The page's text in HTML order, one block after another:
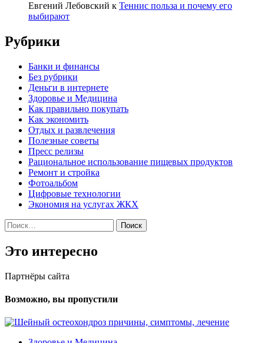
Евгений Лебовский к Теннис польза и почему его
выбирают
Рубрики
Банки и финансы
Без рубрики
Деньги в интернете
Здоровье и Медицина
Как правильно покупать
Как экономить
Отдых и развлечения
Полезные советы
Пресс релизы
Рациональное использование пищевых продуктов
Ремонт и стройка
Фотоальбом
Цифровые технологии
Экономия на услугах ЖКХ
Найти:
Это интересно
Партнёры сайта
Возможно, вы пропустили